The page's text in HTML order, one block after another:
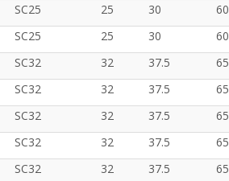
SC25 25 30 60
SC25 25 30 60
SC32 32 37.5 65
SC32 32 37.5 65
SC32 32 37.5 65
SC32 32 37.5 65
SC32 32 37.5 65